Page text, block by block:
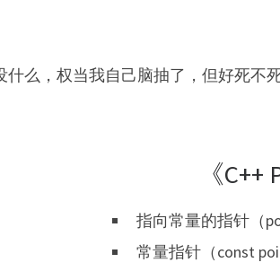
么，权当我自己脑抽了，但好死不
《
指向常量的指针（
常量指针（const